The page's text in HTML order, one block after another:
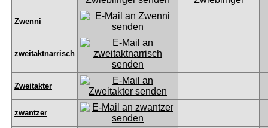
Zwenni
zweitaktnarrisch
Zweitakter
zwantzer